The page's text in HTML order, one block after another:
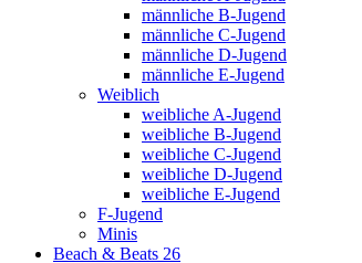
männliche B-Jugend
männliche C-Jugend
männliche D-Jugend
männliche E-Jugend
Weiblich
weibliche A-Jugend
weibliche B-Jugend
weibliche C-Jugend
weibliche D-Jugend
weibliche E-Jugend
F-Jugend
Minis
Beach & Beats 26